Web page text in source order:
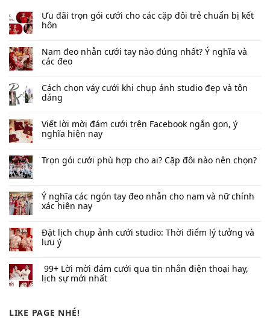
Ưu đãi trọn gói cưới cho các cặp đôi trẻ chuẩn bị kết
hôn
Nam đeo nhẫn cưới tay nào đúng nhất​? Ý nghĩa và
các đeo
Cách chọn váy cưới khi chụp ảnh studio đẹp và tôn
dáng
Viết lời mời đám cưới trên Facebook​ ngắn gọn, ý
nghĩa hiện nay
Trọn gói cưới phù hợp cho ai? Cặp đôi nào nên chọn?
Ý nghĩa các ngón tay đeo nhẫn cho nam và nữ chính
xác hiện nay
Đặt lịch chụp ảnh cưới studio: Thời điểm lý tưởng và
lưu ý
99+ Lời mời đám cưới qua tin nhắn​ điện thoại hay,
lịch sự mới nhất
LIKE PAGE NHÉ!